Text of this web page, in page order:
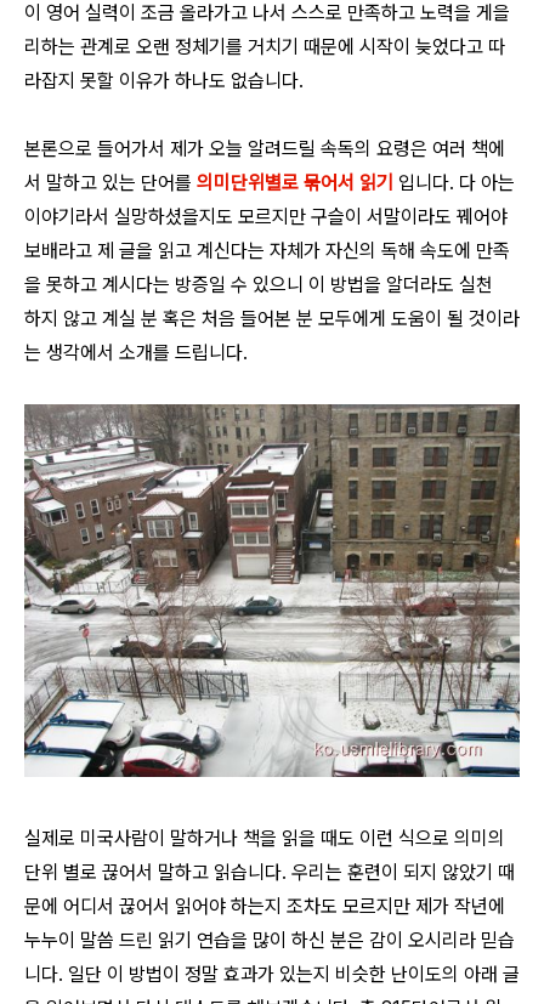
이 영어 실력이 조금 올라가고 나서 스스로 만족하고 노력을 게을
리하는 관계로 오랜 정체기를 거치기 때문에 시작이 늦었다고 따
라잡지 못할 이유가 하나도 없습니다.
본론으로 들어가서 제가 오늘 알려드릴 속독의 요령은 여러 책에
서 말하고 있는 단어를 의미단위별로 묶어서 읽기 입니다. 다 아는
이야기라서 실망하셨을지도 모르지만 구슬이 서말이라도 꿰어야
보배라고 제 글을 읽고 계신다는 자체가 자신의 독해 속도에 만족
을 못하고 계시다는 방증일 수 있으니 이 방법을 알더라도 실천
하지 않고 계실 분 혹은 처음 들어본 분 모두에게 도움이 될 것이라
는 생각에서 소개를 드립니다.
실제로 미국사람이 말하거나 책을 읽을 때도 이런 식으로 의미의
단위 별로 끊어서 말하고 읽습니다. 우리는 훈련이 되지 않았기 때
문에 어디서 끊어서 읽어야 하는지 조차도 모르지만 제가 작년에
누누이 말씀 드린 읽기 연습을 많이 하신 분은 감이 오시리라 믿습
니다. 일단 이 방법이 정말 효과가 있는지 비슷한 난이도의 아래 글